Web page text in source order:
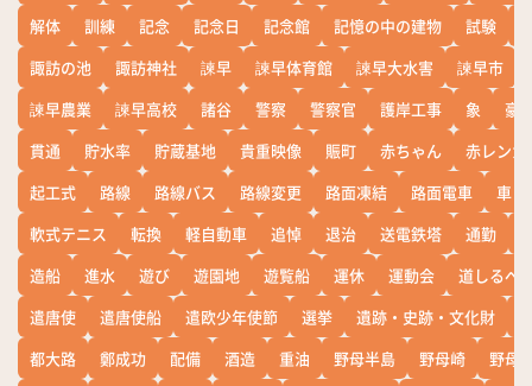
解体
訓練 記念 記念日 記念館 記憶の中の建物 試験
諏訪の池
諏訪神社 諫早 諫早体育館 諫早大水害 諫早市
諫早農業
諫早高校 諸谷 警察 警察官 護岸工事 象
豪
貫通
貯水率 貯蔵基地 貴重映像 賑町 赤ちゃん
赤レンガ
起工式
路線 路線バス 路線変更 路面凍結 路面電車
車
軟式テニス
転換 軽自動車 追悼 退治 送電鉄塔 通勤
造船
進水 遊び 遊園地 遊覧船 運休 運動会
道しるべ
遣唐使
遣唐使船 遣欧少年使節 選挙 遺跡・史跡・文化財
都大路
鄭成功 配備 酒造 重油 野母半島 野母崎
野母